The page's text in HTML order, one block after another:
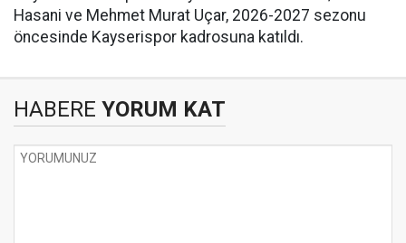
Hasani ve Mehmet Murat Uçar, 2026-2027 sezonu
öncesinde Kayserispor kadrosuna katıldı.
HABERE YORUM KAT